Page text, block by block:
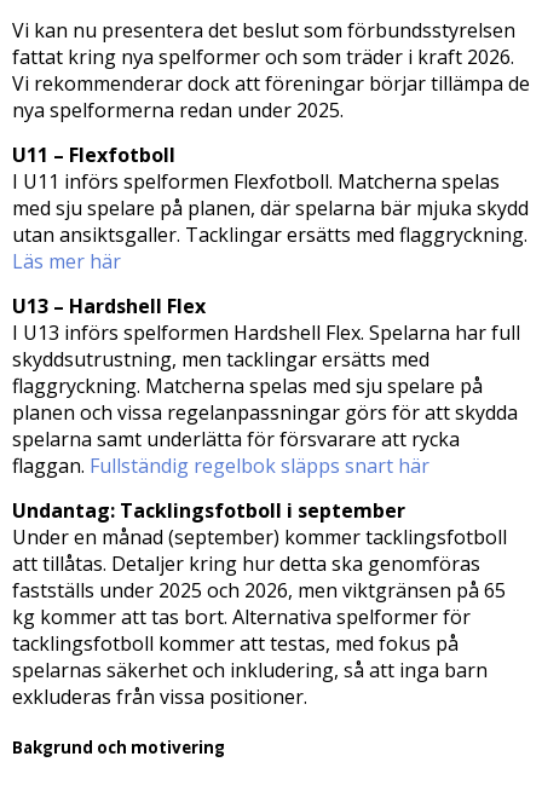
Vi kan nu presentera det beslut som förbundsstyrelsen
fattat kring nya spelformer och som träder i kraft 2026.
Vi rekommenderar dock att föreningar börjar tillämpa de
nya spelformerna redan under 2025.
U11 – Flexfotboll
I U11 införs spelformen Flexfotboll. Matcherna spelas
med sju spelare på planen, där spelarna bär mjuka skydd
utan ansiktsgaller. Tacklingar ersätts med flaggryckning.
Läs mer här
U13 – Hardshell Flex
I U13 införs spelformen Hardshell Flex. Spelarna har full
skyddsutrustning, men tacklingar ersätts med
flaggryckning. Matcherna spelas med sju spelare på
planen och vissa regelanpassningar görs för att skydda
spelarna samt underlätta för försvarare att rycka
flaggan. Fullständig regelbok släpps snart här
Undantag: Tacklingsfotboll i september
Under en månad (september) kommer tacklingsfotboll
att tillåtas. Detaljer kring hur detta ska genomföras
fastställs under 2025 och 2026, men viktgränsen på 65
kg kommer att tas bort. Alternativa spelformer för
tacklingsfotboll kommer att testas, med fokus på
spelarnas säkerhet och inkludering, så att inga barn
exkluderas från vissa positioner.
Bakgrund och motivering